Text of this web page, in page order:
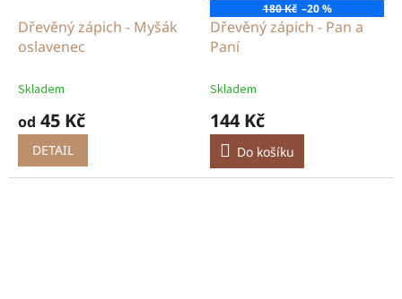
Dřevěný zápich - Myšák
oslavenec
Skladem
od 45 Kč
DETAIL
180 Kč –20 %
Dřevěný zápich - Pan a
Paní
Skladem
144 Kč
Do košíku